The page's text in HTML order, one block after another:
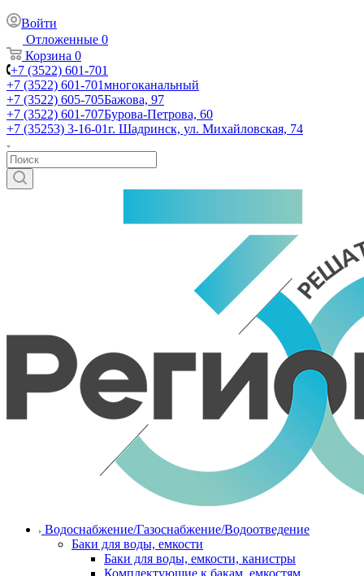
Войти
Отложенные 0
Корзина 0
+7 (3522) 601-701
+7 (3522) 601-701многоканальный
+7 (3522) 605-705Бажова, 97
+7 (3522) 601-707Бурова-Петрова, 60
+7 (35253) 3-16-01г. Шадринск, ул. Михайловская, 74
Водоснабжение/Газоснабжение/Водоотведение
Баки для воды, емкости
Баки для воды, емкости, канистры
Комплектующие к бакам, емкостям